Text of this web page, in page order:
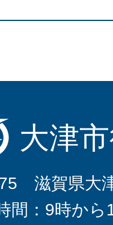
大津
滋賀県大
間：9時から